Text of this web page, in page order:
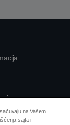
na Vašem
sajta i